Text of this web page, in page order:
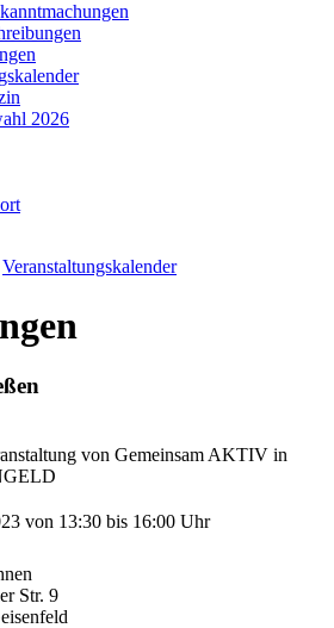
2026
Veranstaltungskalender
von Gemeinsam AKTIV in
von 13:30 bis 16:00 Uhr
Str. 9